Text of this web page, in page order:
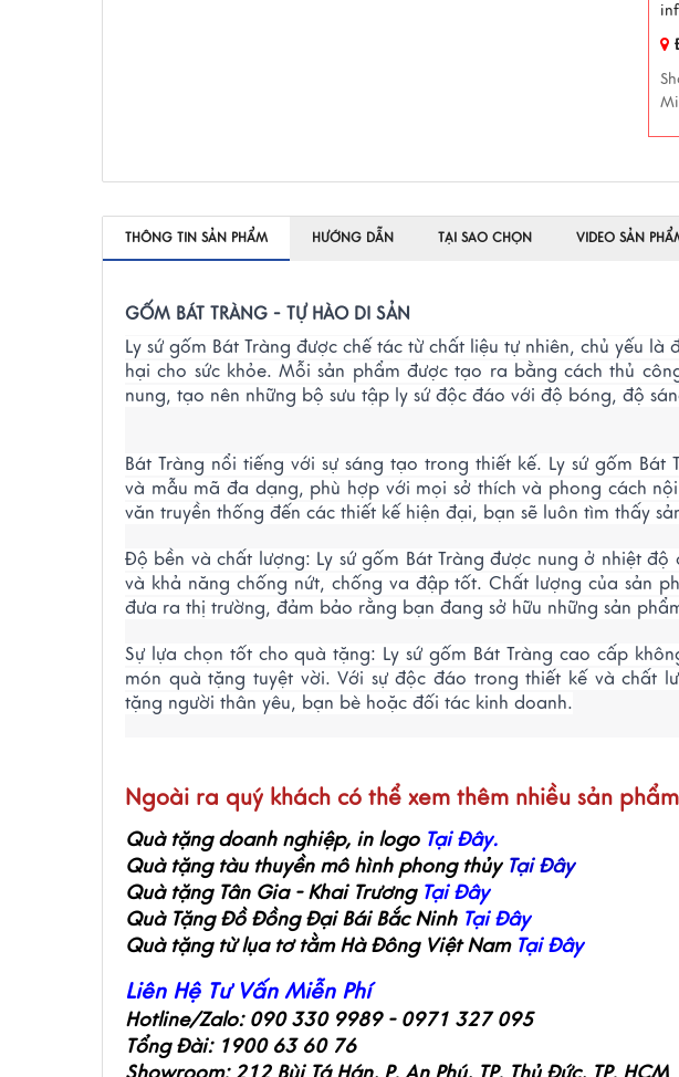
THÔNG TIN SẢN PHẨM HƯỚNG DẪN TẠI SAO CHỌN VIDEO SẢN
GỐM BÁT TRÀNG - TỰ HÀO DI SẢN
Ly sứ gốm Bát Tràng được chế tác từ chất liệu tự nhiên, chủ yếu
hại cho sức khỏe. Mỗi sản phẩm được tạo ra bằng cách thủ
nung, tạo nên những bộ sưu tập ly sứ độc đáo với độ bóng, độ
Bát Tràng nổi tiếng với sự sáng tạo trong thiết kế. Ly sứ gốm
và mẫu mã đa dạng, phù hợp với mọi sở thích và phong cách
văn truyền thống đến các thiết kế hiện đại, bạn sẽ luôn tìm thấy
Độ bền và chất lượng: Ly sứ gốm Bát Tràng được nung ở nhiệt
và khả năng chống nứt, chống va đập tốt. Chất lượng của sản
đưa ra thị trường, đảm bảo rằng bạn đang sở hữu những sản
Sự lựa chọn tốt cho quà tặng: Ly sứ gốm Bát Tràng cao cấp
món quà tặng tuyệt vời. Với sự độc đáo trong thiết kế và chất
tặng người thân yêu, bạn bè hoặc đối tác kinh doanh.
Ngoài ra quý khách có thể xem thêm nhiều sản
Quà tặng doanh nghiệp, in logo Tại Đây.
Quà tặng tàu thuyền mô hình phong thủy Tại Đây
Quà tặng Tân Gia - Khai Trương Tại Đây
Quà Tặng Đồ Đồng Đại Bái Bắc Ninh Tại Đây
Quà tặng từ lụa tơ tằm Hà Đông Việt Nam Tại Đây
Liên Hệ Tư Vấn Miễn Phí
Hotline/Zalo: 090 330 9989 - 0971 327 095
Tổng Đài: 1900 63 60 76